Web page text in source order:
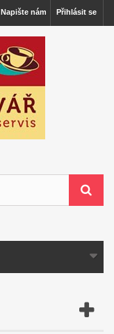
Přihlásit se
Napište nám